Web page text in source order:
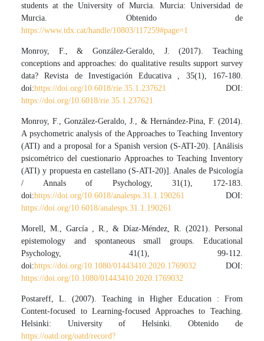
students at the University of Murcia. Murcia: Universidad de
Murcia. Obtenido de
https://www.tdx.cat/handle/10803/117259#page=1
Monroy, F., & González-Geraldo, J. (2017). Teaching
conceptions and approaches: do qualitative results support survey
data? Revista de Investigación Educativa , 35(1), 167-180.
doi:https://doi.org/10.6018/rie.35.1.237621
DOI:
https://doi.org/10.6018/rie.35.1.237621
Monroy, F., González-Geraldo, J., & Hernández-Pina, F. (2014).
A psychometric analysis of the Approaches to Teaching Inventory
(ATI) and a proposal for a Spanish version (S-ATI-20). [Análisis
psicométrico del cuestionario Approaches to Teaching Inventory
(ATI) y propuesta en castellano (S-ATI-20)]. Anales de Psicología
/ Annals of Psychology, 31(1), 172-183.
doi:https://doi.org/10.6018/analesps.31.1.190261
DOI:
https://doi.org/10.6018/analesps.31.1.190261
Morell, M., García , R., & Díaz-Méndez, R. (2021). Personal
epistemology and spontaneous small groups. Educational
Psychology, 41(1), 99-112.
doi:https://doi.org/10.1080/01443410.2020.1769032 DOI:
https://doi.org/10.1080/01443410.2020.1769032
Postareff, L. (2007). Teaching in Higher Education : From
Content-focused to Learning-focused Approaches to Teaching.
Helsinki: University of Helsinki. Obtenido de
https://oatd.org/oatd/record?